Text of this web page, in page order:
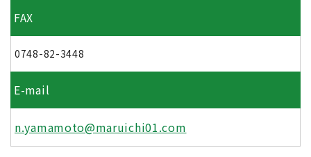
FAX
0748-82-3448
E-mail
n.yamamoto@maruichi01.com